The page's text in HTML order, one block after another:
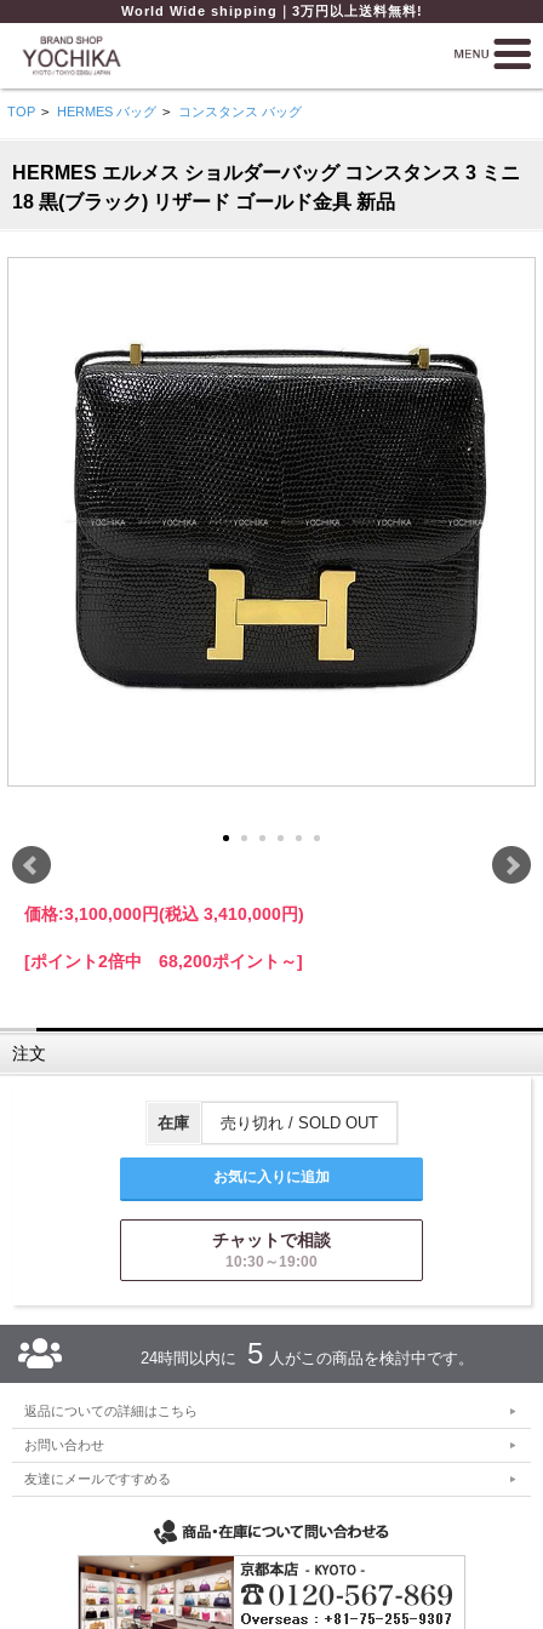
World Wide shipping｜3万円以上送料無料!
TOP > HERMES バッグ > コンスタンス バッグ
HERMES エルメス ショルダーバッグ コンスタンス 3 ミニ
18 黒(ブラック) リザード ゴールド金具 新品
価格:3,100,000円(税込 3,410,000円)
[ポイント2倍中 68,200ポイント～]
注文
在庫 売り切れ / SOLD OUT
チャットで相談
10:30～19:00
24時間以内に 5 人がこの商品を検討中です。
返品についての詳細はこちら
お問い合わせ
友達にメールですすめる